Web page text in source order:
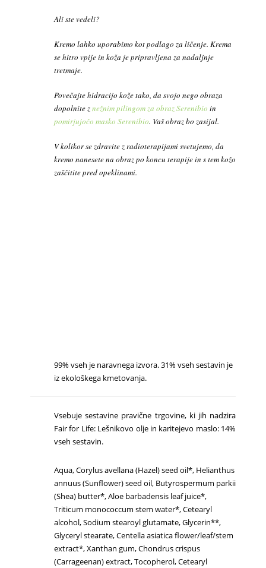
Ali ste vedeli?
Kremo lahko uporabimo kot podlago za ličenje. Krema
se hitro vpije in koža je pripravljena za nadaljnje
tretmaje.
Povečajte hidracijo kože tako, da svojo nego obraza
dopolnite znežnim pilingom za obraz Serenibio in
pomirjujočo masko Serenibio. Vaš obraz bo zasijal.
V kolikor se zdravite z radioterapijami svetujemo, da
kremo nanesete na obraz po koncu terapije in s tem kožo
zaščitite pred opeklinami.
99% vseh je naravnega izvora. 31% vseh sestavin je
iz ekološkega kmetovanja.
Vsebuje sestavine pravične trgovine, ki jih nadzira
Fair for Life: Lešnikovo olje in karitejevo maslo: 14%
vseh sestavin.
Aqua, Corylus avellana (Hazel) seed oil*, Helianthus
annuus (Sunflower) seed oil, Butyrospermum parkii
(Shea) butter*, Aloe barbadensis leaf juice*,
Triticum monococcum stem water*, Cetearyl
alcohol, Sodium stearoyl glutamate, Glycerin**,
Glyceryl stearate, Centella asiatica flower/leaf/stem
extract*, Xanthan gum, Chondrus crispus
(Carrageenan) extract, Tocopherol, Cetearyl